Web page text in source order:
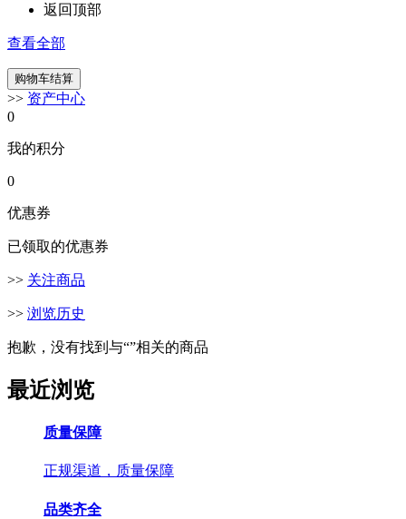
返回顶部
查看全部
>> 资产中心
0
我的积分
0
优惠券
已领取的优惠券
>> 关注商品
>> 浏览历史
抱歉，没有找到与“”相关的商品
最近浏览
质量保障
正规渠道，质量保障
品类齐全